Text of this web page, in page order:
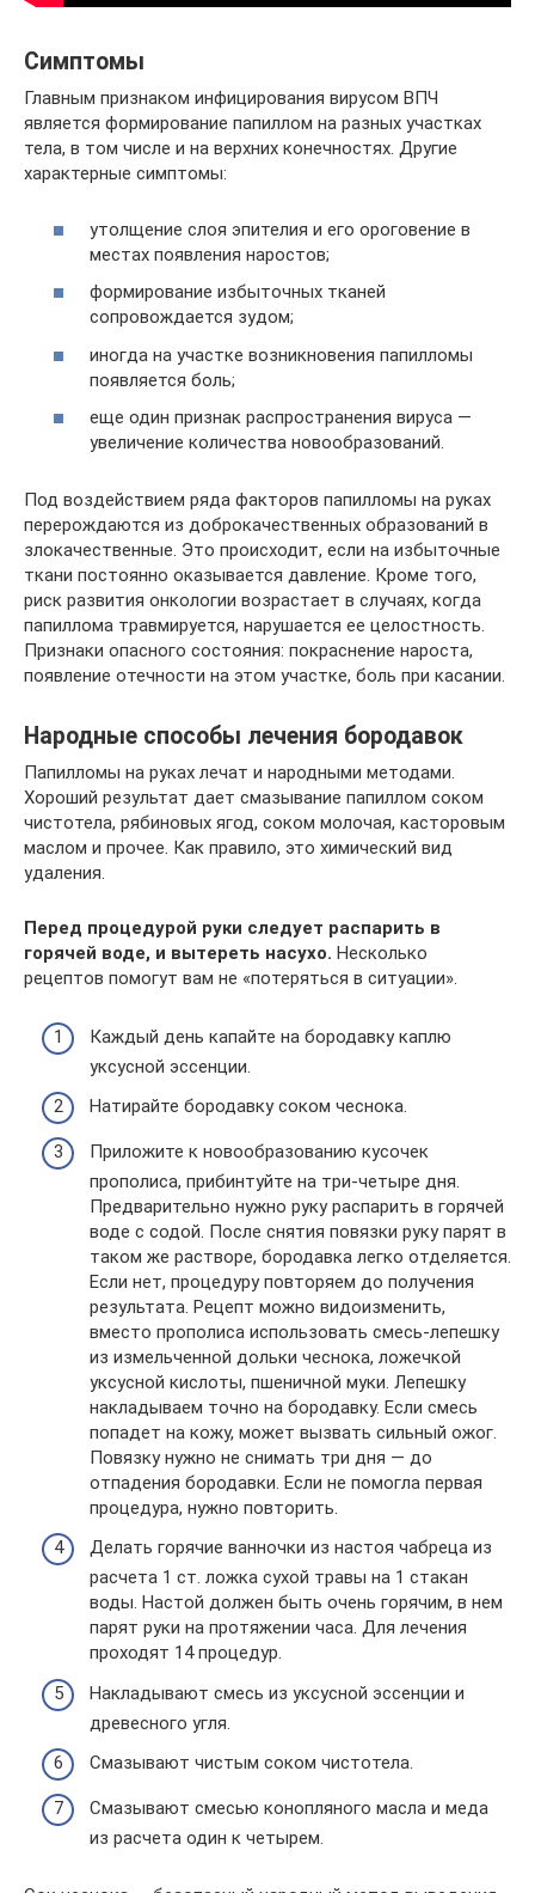
Симптомы
Главным признаком инфицирования вирусом ВПЧ
является формирование папиллом на разных участках
тела, в том числе и на верхних конечностях. Другие
характерные симптомы:
утолщение слоя эпителия и его ороговение в
местах появления наростов;
формирование избыточных тканей
сопровождается зудом;
иногда на участке возникновения папилломы
появляется боль;
еще один признак распространения вируса —
увеличение количества новообразований.
Под воздействием ряда факторов папилломы на руках
перерождаются из доброкачественных образований в
злокачественные. Это происходит, если на избыточные
ткани постоянно оказывается давление. Кроме того,
риск развития онкологии возрастает в случаях, когда
папиллома травмируется, нарушается ее целостность.
Признаки опасного состояния: покраснение нароста,
появление отечности на этом участке, боль при касании.
Народные способы лечения бородавок
Папилломы на руках лечат и народными методами.
Хороший результат дает смазывание папиллом соком
чистотела, рябиновых ягод, соком молочая, касторовым
маслом и прочее. Как правило, это химический вид
удаления.
Перед процедурой руки следует распарить в
горячей воде, и вытереть насухо. Несколько
рецептов помогут вам не «потеряться в ситуации».
Каждый день капайте на бородавку каплю
уксусной эссенции.
Натирайте бородавку соком чеснока.
Приложите к новообразованию кусочек
прополиса, прибинтуйте на три-четыре дня.
Предварительно нужно руку распарить в горячей
воде с содой. После снятия повязки руку парят в
таком же растворе, бородавка легко отделяется.
Если нет, процедуру повторяем до получения
результата. Рецепт можно видоизменить,
вместо прополиса использовать смесь-лепешку
из измельченной дольки чеснока, ложечкой
уксусной кислоты, пшеничной муки. Лепешку
накладываем точно на бородавку. Если смесь
попадет на кожу, может вызвать сильный ожог.
Повязку нужно не снимать три дня — до
отпадения бородавки. Если не помогла первая
процедура, нужно повторить.
Делать горячие ванночки из настоя чабреца из
расчета 1 ст. ложка сухой травы на 1 стакан
воды. Настой должен быть очень горячим, в нем
парят руки на протяжении часа. Для лечения
проходят 14 процедур.
Накладывают смесь из уксусной эссенции и
древесного угля.
Смазывают чистым соком чистотела.
Смазывают смесью конопляного масла и меда
из расчета один к четырем.